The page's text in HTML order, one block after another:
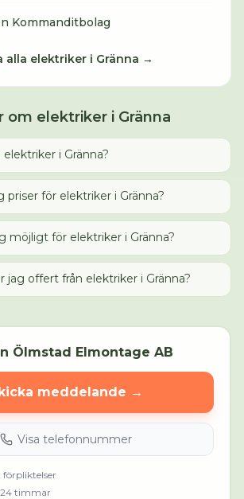
Kommanditbolag
alla elektriker i Gränna →
om elektriker i Gränna
i Gränna?
priser för elektriker i Gränna?
möjligt för elektriker i Gränna?
jag offert från elektriker i Gränna?
Ölmstad Elmontage AB
meddelande →
Visa telefonnummer
förpliktelser
24 timmar